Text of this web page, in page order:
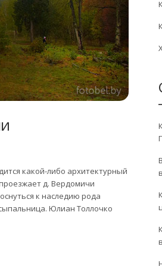
какой-либо архитектурный
д. Вердомичи
к наследию рода
Юлиан Толлочко